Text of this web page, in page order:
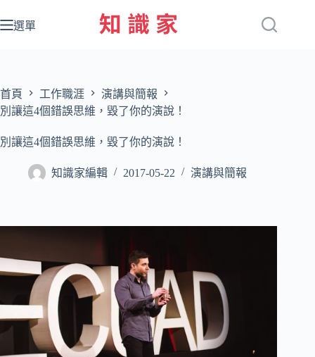
至
容
選單
首頁 工作職涯
演講與簡報
別讓這4個錯誤思維，毀了你的演說！
別讓這4個錯誤思維，毀了你的演說！
知識家編輯 2017-05-22 演講與簡報